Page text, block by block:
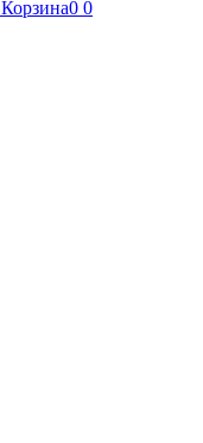
Корзина0 0